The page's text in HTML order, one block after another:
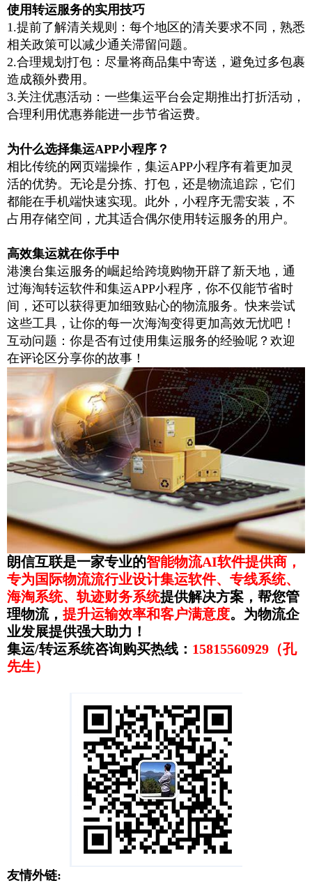
使用转运服务的实用技巧
1.提前了解清关规则：每个地区的清关要求不同，熟悉
相关政策可以减少通关滞留问题。
2.合理规划打包：尽量将商品集中寄送，避免过多包裹
造成额外费用。
3.关注优惠活动：一些集运平台会定期推出打折活动，
合理利用优惠券能进一步节省运费。
为什么选择集运APP小程序？
相比传统的网页端操作，集运APP小程序有着更加灵
活的优势。无论是分拣、打包，还是物流追踪，它们
都能在手机端快速实现。此外，小程序无需安装，不
占用存储空间，尤其适合偶尔使用转运服务的用户。
高效集运就在你手中
港澳台集运服务的崛起给跨境购物开辟了新天地，通
过海淘转运软件和集运APP小程序，你不仅能节省时
间，还可以获得更加细致贴心的物流服务。快来尝试
这些工具，让你的每一次海淘变得更加高效无忧吧！
互动问题：你是否有过使用集运服务的经验呢？欢迎
在评论区分享你的故事！
朗信互联是一家专业的智能物流AI软件提供商，
专为国际物流流行业设计集运软件、专线系统、
海淘系统、轨迹财务系统提供解决方案，帮您管
理物流， 提升运输效率和客户满意度。为物流企
业发展提供强大助力！
集运/转运系统咨询购买热线： 15815560929（孔
先生）
友情外链: